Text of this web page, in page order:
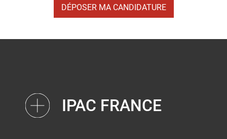
DÉPOSER MA CANDIDATURE
IPAC FRANCE